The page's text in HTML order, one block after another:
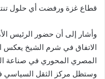
قطاع غزة ورفضت أي حلول
وأشار إلى أن حضور الرئيس
الاتفاق في شرم الشيخ يعكس
المصري المحوري في صناعة
وستظل مركز الثقل السياسي